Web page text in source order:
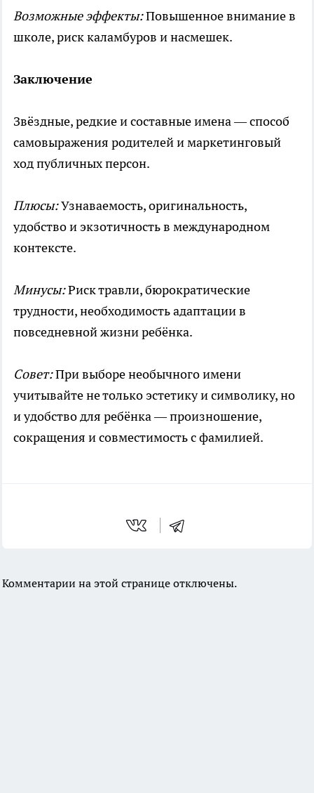
Возможные эффекты:Повышенное внимание в
школе, риск каламбуров и насмешек.
Заключение
Звёздные, редкие и составные имена — способ
самовыражения родителей и маркетинговый
ход публичных персон.
Плюсы:Узнаваемость, оригинальность,
удобство и экзотичность в международном
контексте.
Минусы:Риск травли, бюрократические
трудности, необходимость адаптации в
повседневной жизни ребёнка.
Совет:При выборе необычного имени
учитывайте не только эстетику и символику, но
и удобство для ребёнка — произношение,
сокращения и совместимость с фамилией.
Комментарии на этой странице отключены.